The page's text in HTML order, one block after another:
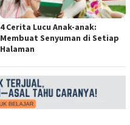
4 Cerita Lucu Anak-anak:
Membuat Senyuman di Setiap
Halaman